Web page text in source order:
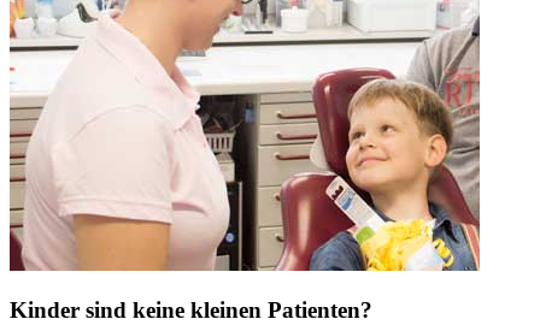
Kinder sind keine kleinen Patienten?